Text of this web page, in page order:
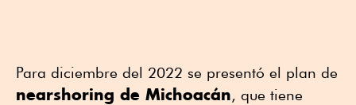
Para diciembre del 2022 se presentó el plan de
nearshoring de Michoacán, que tiene